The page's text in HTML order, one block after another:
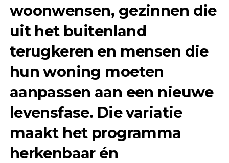
woonwensen, gezinnen die
uit het buitenland
terugkeren en mensen die
hun woning moeten
aanpassen aan een nieuwe
levensfase. Die variatie
maakt het programma
herkenbaar én